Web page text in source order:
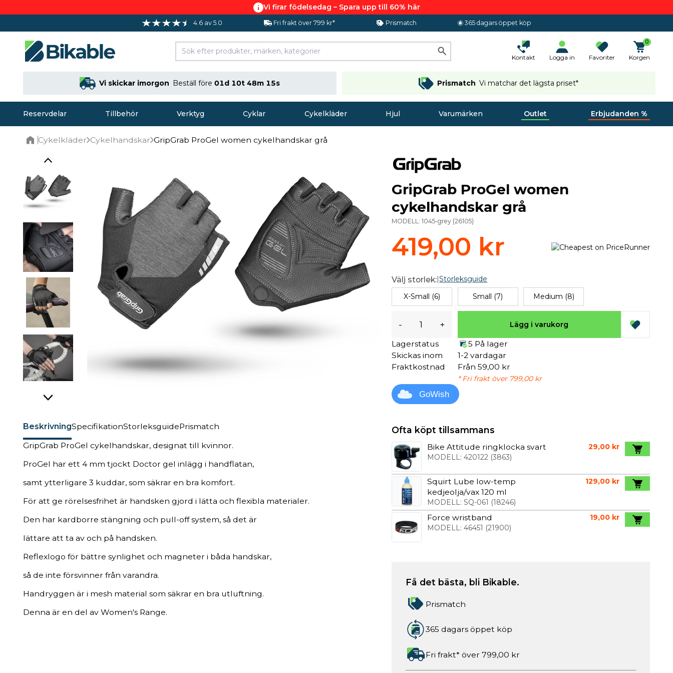
Vi firar födelsedag – Spara upp till 60% här
4.6 av 5.0 Fri frakt över 799 kr* Prismatch 365 dagars öppet köp
Kontakt Logga in Favoriter
0
Korgen
Vi skickar imorgon Beställ före01d 10t 48m 14s Prismatch Vi matchar det lägsta priset*
Reservdelar Tillbehör Verktyg Cyklar Cykelkläder Hjul Varumärken Outlet Erbjudanden %
Cykelkläder Cykelhandskar GripGrab ProGel women cykelhandskar grå
BeskrivningSpecifikationStorleksguidePrismatch
GripGrab ProGel cykelhandskar, designat till kvinnor.
ProGel har ett 4 mm tjockt Doctor gel inlägg i handflatan,
samt ytterligare 3 kuddar, som säkrar en bra komfort.
För att ge rörelsesfrihet är handsken gjord i lätta och flexibla materialer.
Den har kardborre stängning och pull-off system, så det är
lättare att ta av och på handsken.
Reflexlogo för bättre synlighet och magneter i båda handskar,
så de inte försvinner från varandra.
Handryggen är i mesh material som säkrar en bra utluftning.
Denna är en del av Women's Range.
GripGrab ProGel women
cykelhandskar grå
MODELL:1045-grey (26105)
419,00 kr
Välj storlek:|Storleksguide
X-Small (6)
Small (7) Medium (8)
- + Lägg i varukorg
Lagerstatus
5 På lager
Skickas inom
1-2 vardagar
Fraktkostnad
Från 59,00 kr
* Fri frakt över 799,00 kr
GoWish
Ofta köpt tillsammans
Bike Attitude ringklocka svart
MODELL: 420122(3863)
29,00 kr
Squirt Lube low-temp
kedjeolja/vax 120 ml
MODELL: SQ-061 (18246)
129,00 kr
Force wristband
MODELL: 46451 (21900)
19,00 kr
Få det bästa, bli Bikable.
Prismatch
365 dagars öppet köp
Fri frakt* över 799,00 kr